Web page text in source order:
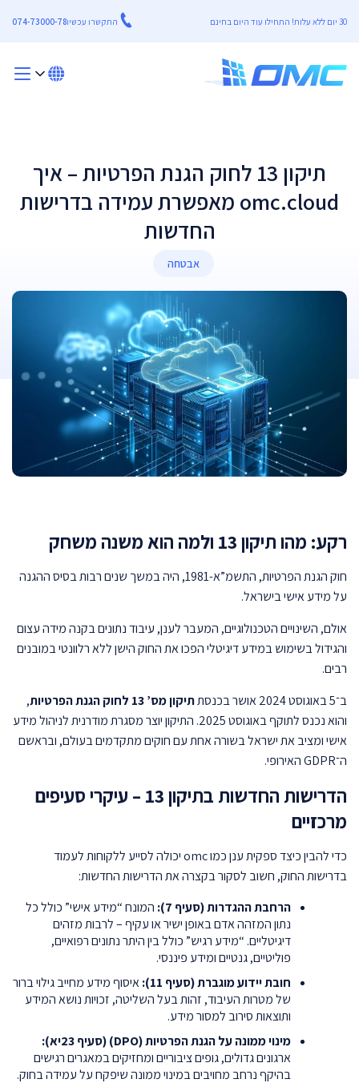
30 יום ללא עלות! התחילו עוד היום בחינם התקשרו עכשיו074-73000-78
תיקון 13 לחוק הגנת הפרטיות – איך
omc.cloud מאפשרת עמידה בדרישות
החדשות
אבטחה
רקע: מהו תיקון 13 ולמה הוא משנה משחק
חוק הגנת הפרטיות, התשמ”א-1981, היה במשך שנים רבות בסיס ההגנה
על מידע אישי בישראל.
אולם, השינויים הטכנולוגיים, המעבר לענן, עיבוד נתונים בקנה מידה עצום
והגידול בשימוש במידע דיגיטלי הפכו את החוק הישן ללא רלוונטי במובנים
רבים.
ב־5 באוגוסט 2024 אושר בכנסת
תיקון מס’ 13 לחוק הגנת הפרטיות
,
והוא נכנס לתוקף באוגוסט 2025. התיקון יוצר מסגרת מודרנית לניהול מידע
אישי ומציב את ישראל בשורה אחת עם חוקים מתקדמים בעולם, ובראשם
ה־GDPR האירופי.
הדרישות החדשות בתיקון 13 – עיקרי סעיפים
מרכזיים
כדי להבין כיצד ספקית ענן כמו omc יכולה לסייע ללקוחות לעמוד
בדרישות החוק, חשוב לסקור בקצרה את הדרישות החדשות:
הרחבת ההגדרות (סעיף 7):
המונח “מידע אישי” כולל כל
נתון המזהה אדם באופן ישיר או עקיף – לרבות מזהים
דיגיטליים. “מידע רגיש” כולל בין היתר נתונים רפואיים,
פוליטיים, גנטיים ומידע פיננסי.
חובת יידוע מוגברת (סעיף 11):
איסוף מידע מחייב גילוי ברור
של מטרות העיבוד, זהות בעל השליטה, זכויות נושא המידע
ותוצאות סירוב למסור מידע.
מינוי ממונה על הגנת הפרטיות (DPO) (סעיף 23יא):
ארגונים גדולים, גופים ציבוריים ומחזיקים במאגרים רגישים
בהיקף נרחב מחויבים במינוי ממונה שיפקח על עמידה בחוק.